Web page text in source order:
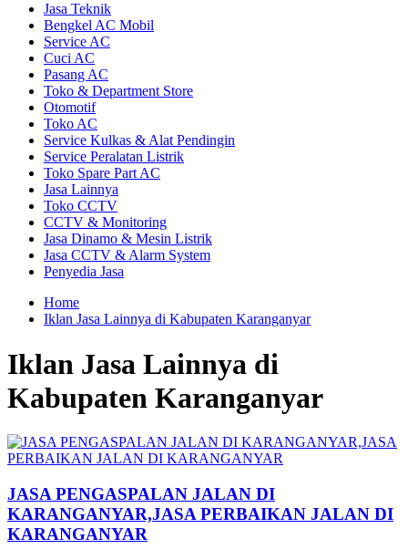
Jasa Teknik
Bengkel AC Mobil
Service AC
Cuci AC
Pasang AC
Toko & Department Store
Otomotif
Toko AC
Service Kulkas & Alat Pendingin
Service Peralatan Listrik
Toko Spare Part AC
Jasa Lainnya
Toko CCTV
CCTV & Monitoring
Jasa Dinamo & Mesin Listrik
Jasa CCTV & Alarm System
Penyedia Jasa
Home
Iklan Jasa Lainnya di Kabupaten Karanganyar
Iklan Jasa Lainnya di
Kabupaten Karanganyar
JASA PENGASPALAN JALAN DI
KARANGANYAR,JASA PERBAIKAN JALAN DI
KARANGANYAR